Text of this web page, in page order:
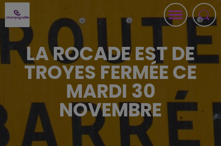
LA ROCADE EST DE
TROYES FERMÉE CE
MARDI 30
NOVEMBRE